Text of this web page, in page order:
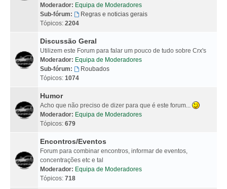
Moderador: Equipa de Moderadores
Sub-fórum:
Regras e noticias gerais
Tópicos: 2204
Discussão Geral
Utilizem este Forum para falar um pouco de tudo sobre Crx's
Moderador: Equipa de Moderadores
Sub-fórum:
Roubados
Tópicos: 1074
Humor
Acho que não preciso de dizer para que é este forum...
Moderador: Equipa de Moderadores
Tópicos: 679
Encontros/Eventos
Forum para combinar encontros, informar de eventos,
concentrações etc e tal
Moderador: Equipa de Moderadores
Tópicos: 718